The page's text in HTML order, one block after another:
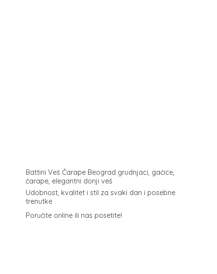
Battini Veš Čarape Beograd grudnjaci, gaćice,
čarape, elegantni donji veš
Udobnost, kvalitet i stil za svaki dan i posebne
trenutke
Poručite online ili nas posetite!